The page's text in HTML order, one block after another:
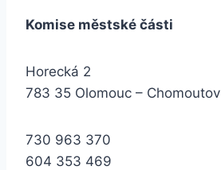
Komise městské části
Horecká 2
783 35 Olomouc – Chomoutov
730 963 370
604 353 469